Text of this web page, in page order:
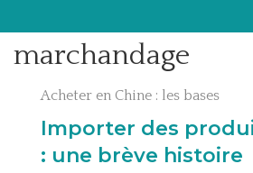
marchandage
Acheter en Chine : les bases
Importer des
: une brève histoire